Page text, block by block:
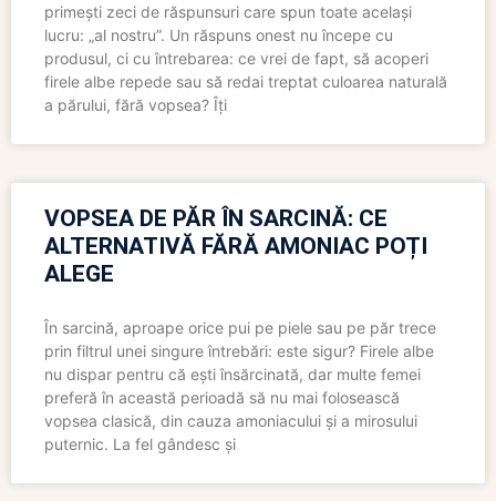
primești zeci de răspunsuri care spun toate același
lucru: „al nostru”. Un răspuns onest nu începe cu
produsul, ci cu întrebarea: ce vrei de fapt, să acoperi
firele albe repede sau să redai treptat culoarea naturală
a părului, fără vopsea? Îți
VOPSEA DE PĂR ÎN SARCINĂ: CE
ALTERNATIVĂ FĂRĂ AMONIAC POȚI
ALEGE
În sarcină, aproape orice pui pe piele sau pe păr trece
prin filtrul unei singure întrebări: este sigur? Firele albe
nu dispar pentru că ești însărcinată, dar multe femei
preferă în această perioadă să nu mai folosească
vopsea clasică, din cauza amoniacului și a mirosului
puternic. La fel gândesc și